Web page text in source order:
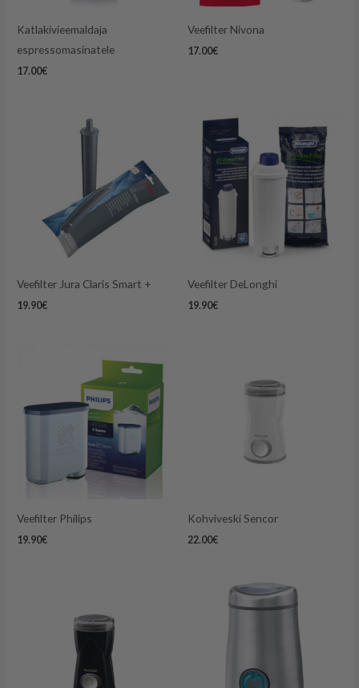
Katlakivieemaldaja
espressomasinatele
17.00€
Veefilter Nivona
17.00€
Veefilter Jura Claris Smart +
19.90€
Veefilter DeLonghi
19.90€
Veefilter Philips
19.90€
Kohviveski Sencor
22.00€